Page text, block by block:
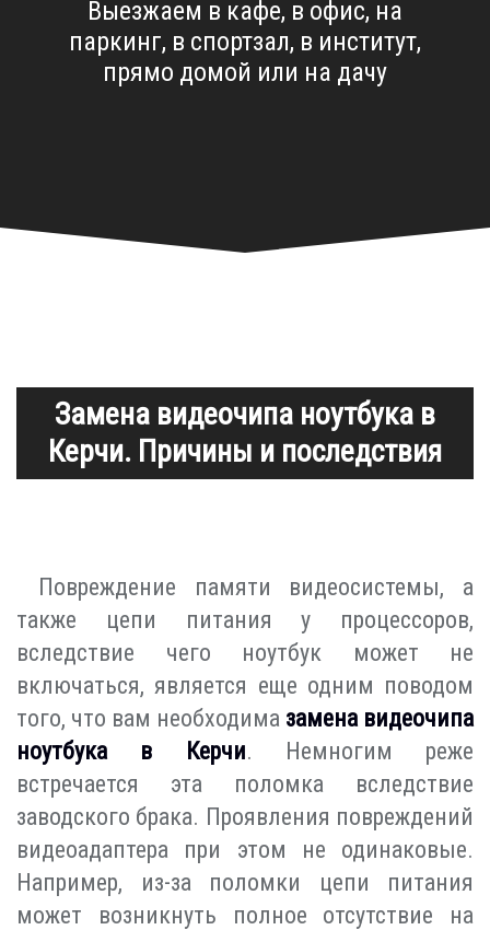
Выезжаем в кафе, в офис, на
паркинг, в спортзал, в институт,
прямо домой или на дачу
Замена видеочипа ноутбука в
Керчи. Причины и последствия
Повреждение памяти видеосистемы, а
также цепи питания у процессоров,
вследствие чего ноутбук может не
включаться, является еще одним поводом
того, что вам необходима замена видеочипа
ноутбука в Керчи. Немногим реже
встречается эта поломка вследствие
заводского брака. Проявления повреждений
видеоадаптера при этом не одинаковые.
Например, из-за поломки цепи питания
может возникнуть полное отсутствие на